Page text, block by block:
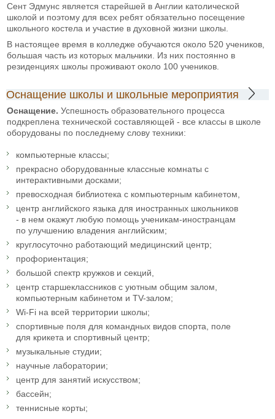
Сент Эдмунс является старейшей в Англии католической
школой и поэтому для всех ребят обязательно посещение
школьного костела и участие в духовной жизни школы.
В настоящее время в колледже обучаются около 520 учеников,
большая часть из которых мальчики. Из них постоянно в
резиденциях школы проживают около 100 учеников.
Оснащение школы и школьные мероприятия
Оснащение. Успешность образовательного процесса
подкреплена технической составляющей - все классы в школе
оборудованы по последнему слову техники:
компьютерные классы;
прекрасно оборудованные классные комнаты с
интерактивными досками;
превосходная библиотека с компьютерным кабинетом,
центр английского языка для иностранных школьников
- в нем окажут любую помощь ученикам-иностранцам
по улучшению владения английским;
круглосуточно работающий медицинский центр;
профориентация;
большой спектр кружков и секций,
центр старшеклассников с уютным общим залом,
компьютерным кабинетом и ТV-залом;
Wi-Fi на всей территории школы;
спортивные поля для командных видов спорта, поле
для крикета и спортивный центр;
музыкальные студии;
научные лаборатории;
центр для занятий искусством;
бассейн;
теннисные корты;